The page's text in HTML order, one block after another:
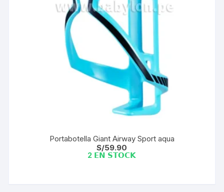
Portabotella Giant Airway Sport aqua
S/59.90
2 𝗘𝗡 𝗦𝗧𝗢𝗖𝗞